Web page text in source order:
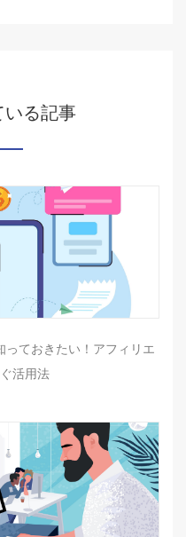
いる記事
っておきたい！アフィリエ
活用法